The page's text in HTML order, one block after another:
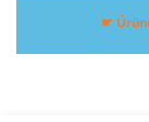
☛